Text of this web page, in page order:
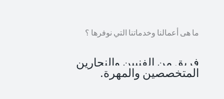
ما هى أعمالنا وخدماتنا التي نوفرها ؟
فريق من الفنيين والنجارين
المتخصصين والمهرة.